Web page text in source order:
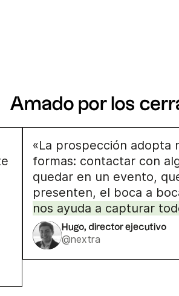
Amado por los
«La prospección adopta
formas: contactar con
quedar en un evento,
presenten, el boca a
nos ayuda a capturar
Hugo, director ejecutivo
@nextra